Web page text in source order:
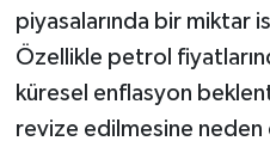
piyasalarında bir miktar
Özellikle petrol
küresel enflasyon
revize edilmesine neden